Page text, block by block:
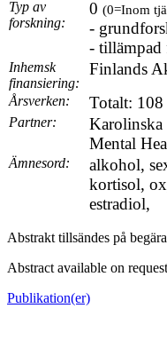
Typ av
forskning:
0 (0=Inom
-
-
Inhemsk
finansiering:
Finlands
Årsverken: Totalt: 108
Partner:
Karolinska
Mental
Ämnesord:
alkohol,
kortisol,
estradiol,
Abstrakt tillsändes på
Abstract available on request
Publikation(er)